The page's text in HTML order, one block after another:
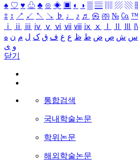
♠ ♡ ♥ ♧ ♣ ⊙ ◈ ▣ ◐ ◑ ▒ ▤ ▨ ▧
‡ ↕ ↗ ↙ ↖ ↘ ♭ ♩ ♪ ♬ ㉿ ㈜ № ㏇ ™
ⅰ
ⅱ ⅲ ⅳ ⅴ ⅵ ⅶ ⅷ ⅸ ⅹ
س ش ص ض ط ظ ع غ ف ق ک ل م ن ه
و ی
닫기
통합검색
국내학술논문
학위논문
해외학술논문